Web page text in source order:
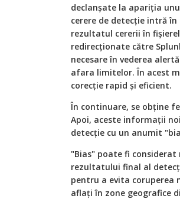
declanșate la apariția
cerere de detecție intră
rezultatul cererii în
redirecționate către
necesare în vederea
afara limitelor. În acest
corecție rapid și eficient.
În continuare, se obține
Apoi, aceste informații
detecție cu un anumit
"Bias" poate fi considerat
rezultatului final al
pentru a evita coruperea
aflați în zone geografice